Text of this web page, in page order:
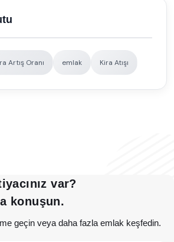
Artış Oranı emlak Kira Atışı
var?
konuşun.
geçin veya daha fazla emlak keşfedin.